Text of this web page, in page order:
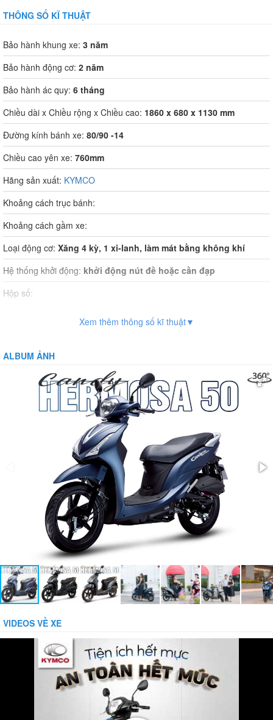
THÔNG SỐ KĨ THUẬT
Bảo hành khung xe: 3 năm
Bảo hành động cơ: 2 năm
Bảo hành ác quy: 6 tháng
Chiều dài x Chiều rộng x Chiều cao: 1860 x 680 x 1130 mm
Đường kính bánh xe: 80/90 -14
Chiều cao yên xe: 760mm
Hãng sản xuất: KYMCO
Khoảng cách trục bánh:
Khoảng cách gầm xe:
Loại động cơ: Xăng 4 kỳ, 1 xi-lanh, làm mát bằng không khí
Hệ thống khởi động: khởi động nút đề hoặc cần đạp
Hộp số:
Phuộc trước:
Phuộc sau:Lò xo trụ, giảm chấn thủy lực
50km/h
100kg
Khả năng tải trọng:150kg
Phanh xe trước/sau: Phanh cơ
Xanh nhám, đỏ nhám
Phụ kiện đi kèm:Gương, Sổ Bảo Hành
Xem thêm thông số kĩ thuật▼
ALBUM ẢNH
VIDEOS VỀ XE